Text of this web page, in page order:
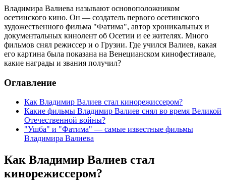
Владимира Валиева называют основоположником
осетинского кино. Он — создатель первого осетинского
художественного фильма "Фатима", автор хроникальных и
документальных кинолент об Осетии и ее жителях. Много
фильмов снял режиссер и о Грузии. Где учился Валиев, какая
его картина была показана на Венецианском кинофестивале,
какие награды и звания получил?
Оглавление
Как Владимир Валиев стал кинорежиссером?
Какие фильмы Владимир Валиев снял во время Великой
Отечественной войны?
"Ушба" и "Фатима" — самые известные фильмы
Владимира Валиева
Как Владимир Валиев стал
кинорежиссером?